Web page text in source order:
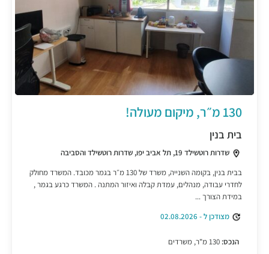
130 מ״ר, מיקום מעולה!
בית בנין
שדרות רוטשילד 19, תל אביב יפו, שדרות רוטשילד והסביבה
בבית בנין, בקומה השנייה, משרד של 130 מ״ר בגמר מכובד. המשרד מחולק
לחדרי עבודה, מנהלים, עמדת קבלה ואיזור המתנה . המשרד כרגע בגמר ,
במידת הצורך ...
מצודכן ל - 02.08.2026
הנכס: